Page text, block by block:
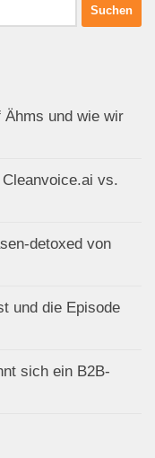
und wie wir
vs.
detoxed von
und die Episode
sich ein B2B-